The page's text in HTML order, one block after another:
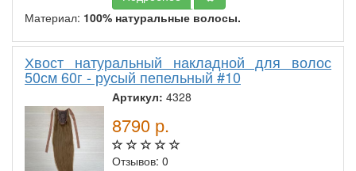
Материал: 100% натуральные волосы.
Хвост натуральный накладной для волос
50см 60г - русый пепельный #10
Артикул: 4328
8790 р.
Отзывов: 0